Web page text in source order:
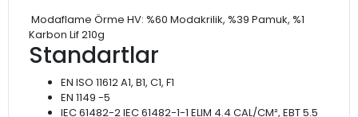
Modaflame Örme HV: %60 Modakrilik, %39 Pamuk, %1
Karbon Lif 210g
Standartlar
EN ISO 11612 A1, B1, C1, F1
EN 1149 -5
IEC 61482-2 IEC 61482-1-1 ELIM 4.4 CAL/CM², EBT 5.5